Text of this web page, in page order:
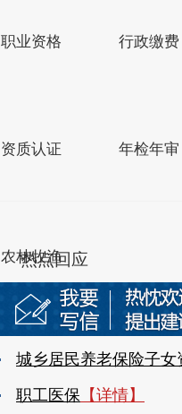
职业资格 行政缴费
资质认证 年检年审
农林牧渔
社会保险
热点回应